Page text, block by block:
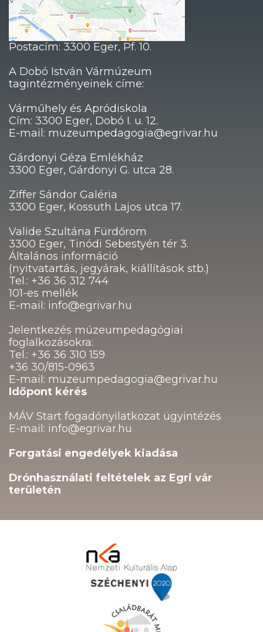
Postacím: 3300 Eger, Pf. 10.
A Dobó István Vármúzeum
tagintézményeinek címe:
Várműhely és Apródiskola
Cím: 3300 Eger, Dobó I. u. 12.
E-mail: muzeumpedagogia@egrivar.hu
Gárdonyi Géza Emlékház
3300 Eger, Gárdonyi G. utca 28.
Ziffer Sándor Galéria
3300 Eger, Kossuth Lajos utca 17.
Valide Szultána Fürdőrom
3300 Eger, Tinódi Sebestyén tér 3.
Általános információ
(nyitvatartás, jegyárak, kiállítások stb.)
Tel.: +36 36 312 744
101-es mellék
E-mail: info@egrivar.hu
Jelentkezés múzeumpedagógiai
foglalkozásokra:
Tel.: +36 36 310 159
+36 30/815-0963
E-mail: muzeumpedagogia@egrivar.hu
Időpont kérés
MÁV Start fogadónyilatkozat ügyintézés
E-mail: info@egrivar.hu
Forgatási engedélyek kiadása
Drónhasználati feltételek az Egri vár
területén